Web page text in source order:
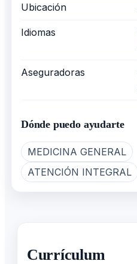
Ubicación
Idiomas
Aseguradoras
Dónde puedo ayudarte
MEDICINA GENERAL
ATENCIÓN INTEGRAL
Currículum